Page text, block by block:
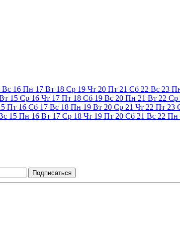
Вс 16 Пн 17 Вт 18 Ср 19 Чт 20 Пт 21 Сб 22 Вс 23
15 Ср 16 Чт 17 Пт 18 Сб 19 Вс 20 Пн 21 Вт 22 Ср
Пт 16 Сб 17 Вс 18 Пн 19 Вт 20 Ср 21 Чт 22 Пт 23
15 Пн 16 Вт 17 Ср 18 Чт 19 Пт 20 Сб 21 Вс 22 Пн